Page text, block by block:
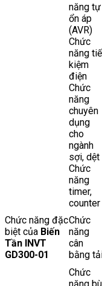
Chức năng đặc
biệt của Biến
Tần INVT
GD300-01
năng tự
ổn áp
(AVR)
Chức
năng
kiệm
điện
Chức
năng
chuyên
dụng
cho
ngành
sợi, dệt
Chức
năng
timer,
counter
Chức
năng
cân
bằng
Chức